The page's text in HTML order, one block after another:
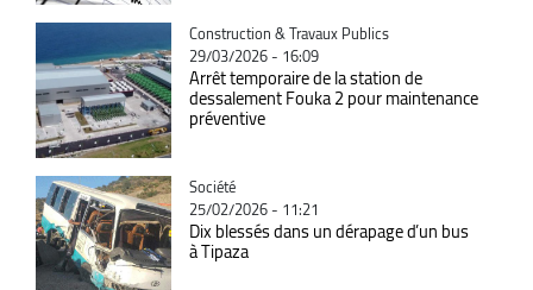
Catégorie
Construction & Travaux Publics
29/03/2026 - 16:09
Arrêt temporaire de la station de
dessalement Fouka 2 pour maintenance
préventive
Catégorie
Société
25/02/2026 - 11:21
Dix blessés dans un dérapage d’un bus
à Tipaza